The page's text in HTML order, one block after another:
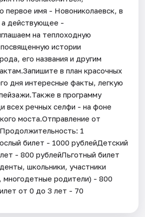
первое имя - Новониколаевск, в
а действующее -
на теплоходную
истории
его названия и другим
в план красочных
дня интересные факты, легкую
в программу
всех речных селфи - на фоне
моста.Отправление от
1
билет - 1000 рублейДетский
- 800 рублейЛьготный билет
школьники, участники
многодетные родители) - 800
от 0 до 3 лет - 70